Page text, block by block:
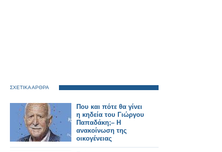
ΣΧΕΤΙΚΑ ΑΡΘΡΑ
Που και πότε θα γίνει
η κηδεία του Γιώργου
Παπαδάκη;– Η
ανακοίνωση της
οικογένειας